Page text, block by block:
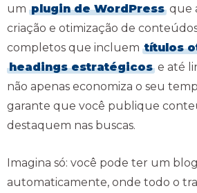
um plugin de WordPress que
criação e otimização de
completos que incluem títulos
headings estratégicos e até
não apenas economiza o seu
garante que você publique
destaquem nas buscas.
Imagina só: você pode ter um
automaticamente, onde todo o